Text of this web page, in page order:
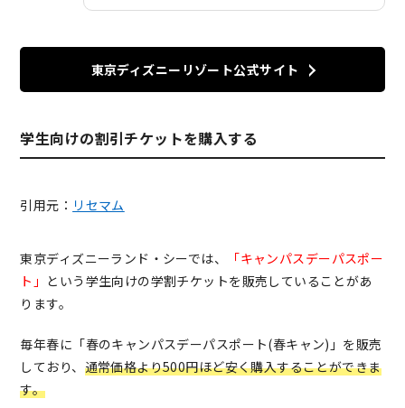
東京ディズニーリゾート公式サイト
学生向けの割引チケットを購入する
引用元： リセマム
東京ディズニーランド・シーでは、
「キャンパスデーパスポー
ト」 という学生向けの学割チケットを販売していることがあ
ります。
毎年春に「春のキャンパスデーパスポート(春キャン)」を販売
しており、 通常価格より500円ほど安く購入することができま
す。